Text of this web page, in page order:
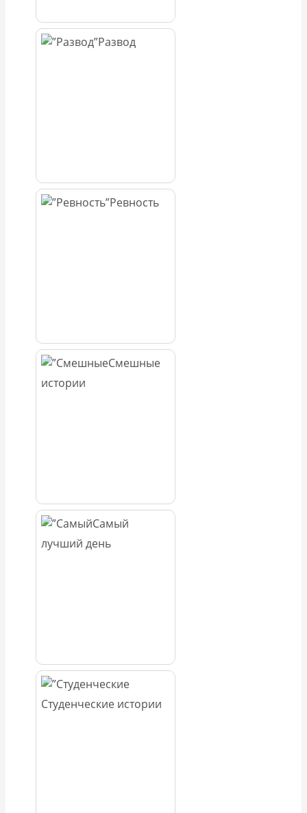
Развод
Ревность
Смешные
истории
Самый
лучший день
Студенческие истории